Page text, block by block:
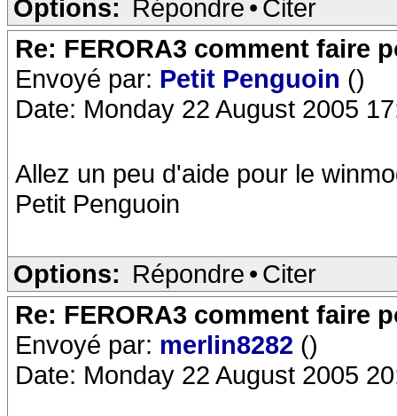
Options: Répondre • Citer
Re: FERORA3 comment faire
Envoyé par: Petit Penguoin ()
Date: Monday 22 August 2005
Allez un peu d'aide pour le
Petit Penguoin
Options: Répondre • Citer
Re: FERORA3 comment faire
Envoyé par: merlin8282 ()
Date: Monday 22 August 2005